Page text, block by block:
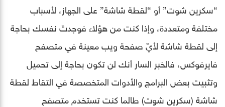
“سكرين شوت” أو “لقطة شاشة” على الجهاز، لأسباب
مختلفة ومتعددة، وإذا كنت من هؤلاء فوجدتَ نفسك بحاجة
إلى لقطة شاشة لأيّ صفحة ويب معينة في متصفح
فايرفوكس، فالخبر السار أنك لن تكون بحاجة إلى تحميل
وتثبيت بعض البرامج والأدوات المتخصصة في التقاط لقطة
شاشة (سكرين شوت) طالما كنت تستخدم متصفح